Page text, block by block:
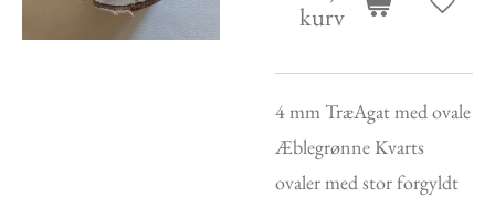
kurv
4 mm TræAgat med ovale
Æblegrønne Kvarts
ovaler med stor forgyldt